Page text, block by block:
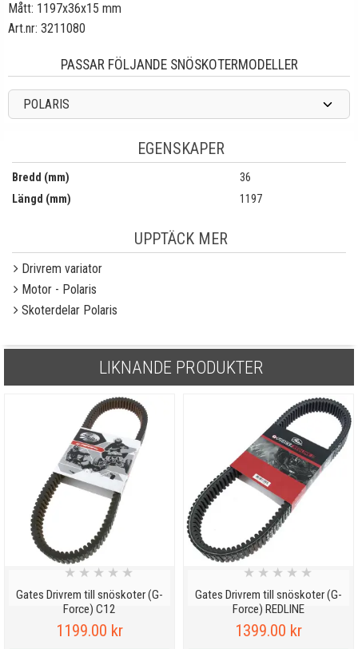
Mått: 1197x36x15 mm
Art.nr: 3211080
PASSAR FÖLJANDE SNÖSKOTERMODELLER
POLARIS
EGENSKAPER
Bredd (mm)
36
Längd (mm)
1197
UPPTÄCK MER
Drivrem variator
Motor - Polaris
Skoterdelar Polaris
LIKNANDE PRODUKTER
Gates Drivrem till snöskoter (G-
Force) C12
★ ★ ★ ★ ★
1199.00 kr
Gates Drivrem till snöskoter (G-
Force) REDLINE
★ ★ ★ ★ ★
1399.00 kr